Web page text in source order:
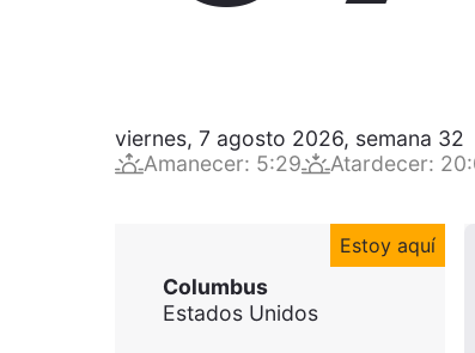
viernes, 7 agosto 2026, semana 32
Amanecer: 5:29 Atardecer:
Estoy aquí
Columbus
Estados Unidos